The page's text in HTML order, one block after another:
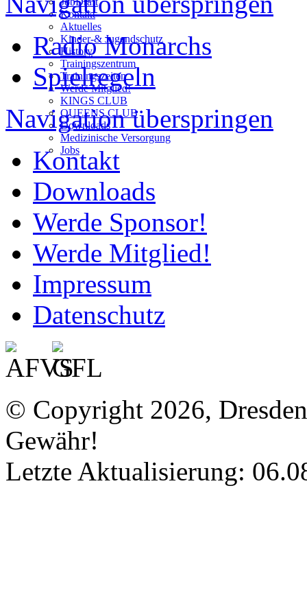
Kontakt
Aktuelles
Kinder-& Jugendschutz
History
Trainingszentrum
Trainingszeiten
Werde Mitglied!
KINGS CLUB
QUEENS CLUB
Downloads
Medizinische Versorgung
Jobs
Radio Monarchs
Spielregeln
Navigation überspringen
Kontakt
Downloads
Werde Sponsor!
Werde Mitglied!
Impressum
Datenschutz
© Copyright 2026,
Gewähr!
Letzte Aktualisierung: